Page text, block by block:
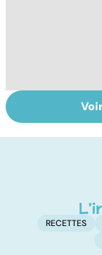
Nécrose :
les tissus
RECETTES